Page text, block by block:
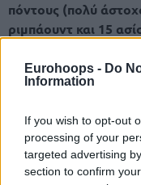
Eurohoops - Do
Information
If you wish to opt-out
processing of your
targeted advertising
section to confirm
πόντους (πολύ
ριμπάουντ και 15